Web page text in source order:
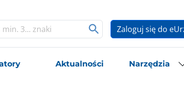
Zaloguj się do
Aktualności Narzędzia